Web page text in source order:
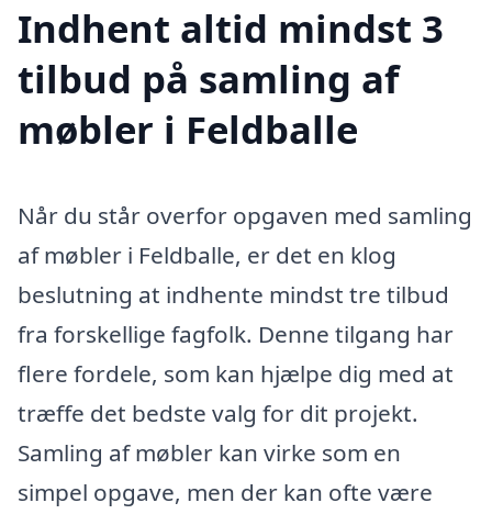
Indhent altid mindst 3
tilbud på samling af
møbler i Feldballe
Når du står overfor opgaven med samling
af møbler i Feldballe, er det en klog
beslutning at indhente mindst tre tilbud
fra forskellige fagfolk. Denne tilgang har
flere fordele, som kan hjælpe dig med at
træffe det bedste valg for dit projekt.
Samling af møbler kan virke som en
simpel opgave, men der kan ofte være